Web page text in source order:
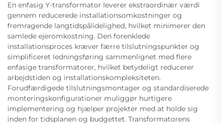
En enfasig Y-transformator leverer ekstraordinær værdi
gennem reducerede installationsomkostninger og
fremragende langtidspålidelighed, hvilket minimerer den
samlede ejeromkostning. Den forenklede
installationsproces kræver færre tilslutningspunkter og
simplificeret ledningsføring sammenlignet med flere
enfasige transformatorer, hvilket betydeligt reducerer
arbejdstiden og installationskompleksiteten.
Forudfærdigede tilslutningsmontager og standardiserede
monteringskonfigurationer muliggør hurtigere
implementering og hjælper projekter med at holde sig
inden for tidsplanen og budgettet. Transformatorens